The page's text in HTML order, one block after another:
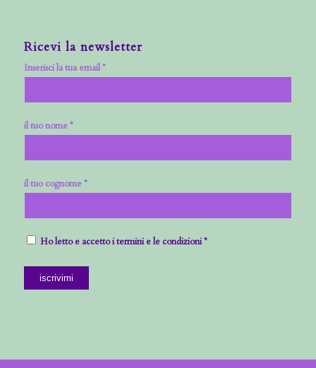
Ricevi la newsletter
Inserisci la tua email *
il tuo nome *
il tuo cognome *
Ho letto e accetto i termini e le condizioni *